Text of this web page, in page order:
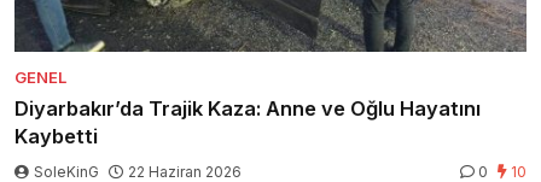
GENEL
Diyarbakır’da Trajik Kaza: Anne ve Oğlu Hayatını
Kaybetti
SoleKinG 22 Haziran 2026 0 10